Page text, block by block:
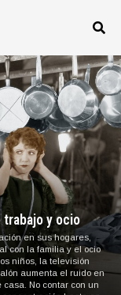
y ocio
en sus hogares,
con la familia y el ocio
niños, la televisión
aumenta el ruido en
No contar con un